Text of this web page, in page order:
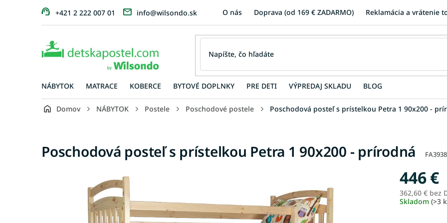
+421 2 222 007 01 info@wilsondo.sk O nás Doprava (od 169 € ZADARMO) Reklamácia a vrátenie
NÁBYTOK MATRACE KOBERCE BYTOVÉ DOPLNKY PRE DETI VÝPREDAJ SKLADU BLOG
Domov NÁBYTOK Postele Poschodové postele Poschodová posteľ s prístelkou Petra 1 90x200 -
Poschodová posteľ s prístelkou Petra 1 90x200 - prírodná FA3938
446 €
362,60 € bez
Skladom (>3